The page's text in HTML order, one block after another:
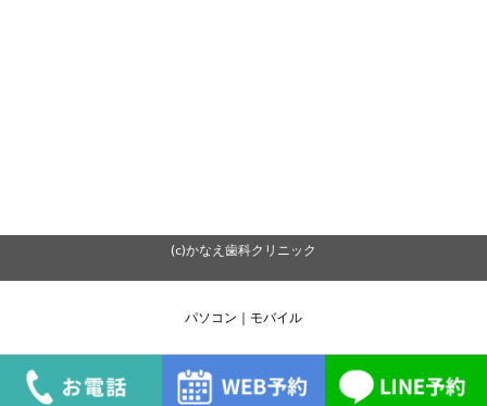
(c)かなえ歯科クリニック
パソコン ｜モバイル